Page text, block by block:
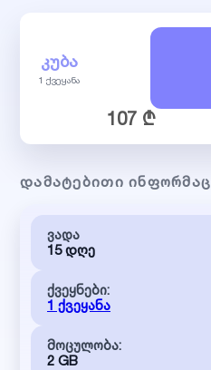
ᲙᲣᲑᲐ
1 ქვეყანა
107 ₾
ᲓᲐᲛᲐᲢᲔᲑᲘᲗᲘ
ვადა
15 დღე
ქვეყნები:
1 ქვეყანა
მოცულობა:
2 GB